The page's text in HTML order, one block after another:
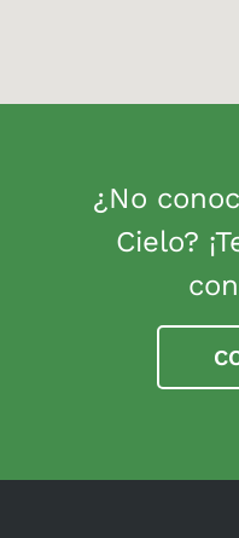
¿No
Cielo?